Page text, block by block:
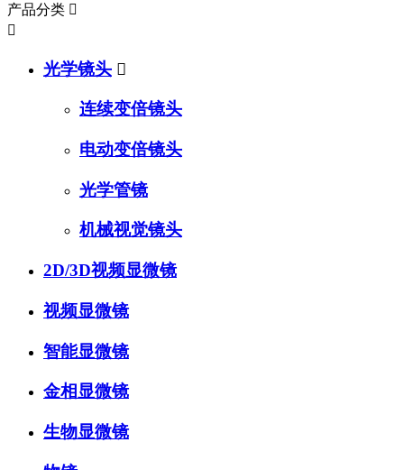
产品分类 

光学镜头 
连续变倍镜头
电动变倍镜头
光学管镜
机械视觉镜头
2D/3D视频显微镜
视频显微镜
智能显微镜
金相显微镜
生物显微镜